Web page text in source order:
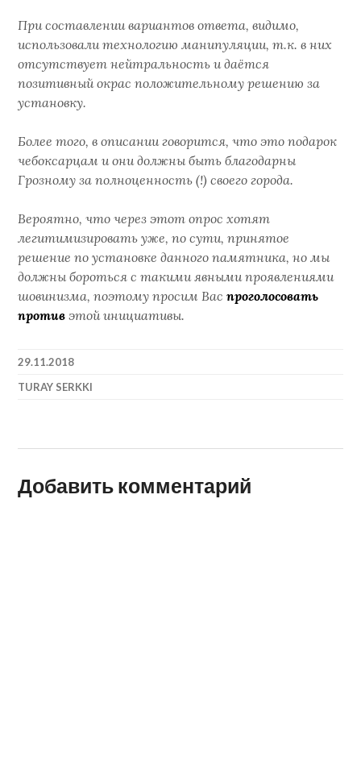
При составлении вариантов ответа, видимо,
использовали технологию манипуляции, т.к. в них
отсутствует нейтральность и даётся
позитивный окрас положительному решению за
установку.
Более того, в описании говорится, что это подарок
чебоксарцам и они должны быть благодарны
Грозному за полноценность (!) своего города.
Вероятно, что через этот опрос хотят
легитимизировать уже, по сути, принятое
решение по установке данного памятника, но мы
должны бороться с такими явными проявлениями
шовинизма, поэтому просим Васпроголосовать
против этой инициативы.
29.11.2018
TURAY SERKKI
Добавить комментарий